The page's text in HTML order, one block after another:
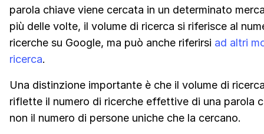
parola chiave viene cercata in un determinato
più delle volte, il volume di ricerca si riferisce al
ricerche su Google, ma può anche riferirsi ad altri
ricerca.
Una distinzione importante è che il volume di
riflette il numero di ricerche effettive di una parola
non il numero di persone uniche che la cercano.